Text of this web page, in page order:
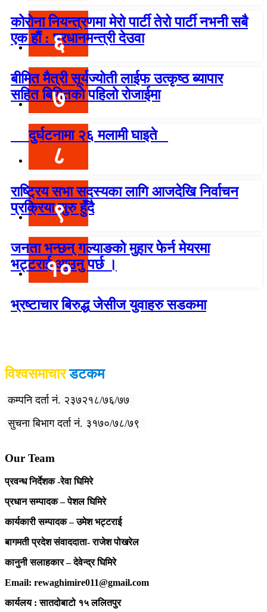
कोरोना नियन्त्रणमा मेरो पार्टी तेरो पार्टी नभनी सबै
एक हौं : प्रधानमन्त्री देउवा
६
बीमित मैत्री सूर्यज्योती लाईफ उत्कृष्ठ ब्यापार
सहित बिमितको पहिलो रोजाईमा
७
दुर्घटनामा २६ मलामी घाइते
८
राष्ट्रिय सभा सदस्यका लागि आजदेखि निर्वाचन
प्रक्रिया सुरु हुँदै
९
जनता भन्छन् गल्याङको मुहार फेर्न मेयरमा
भट्टराई आउनु पर्छ ।
१०
भ्रष्टाचार बिरुद्ध जेसीज युवाहरु सडकमा
विश्वसमाचारडटकम
कम्पनि दर्ता नं. २३७२१८/७६/७७
सुचना बिभाग दर्ता नं. ३१७०/७८/७९
Our Team
प्रवन्ध निर्देशक -रेवा घिमिरे
प्रधान सम्पादक – पेशल घिमिरे
कार्यकारी सम्पादक – उमेश भट्टराई
बागमती प्रदेश संवाददाता- राजेश पोखरेल
कानुनी सलाहकार – देवेन्द्र घिमिरे
Email: rewaghimire011@gmail.com
कार्यलय : सातदोबाटो १५ ललितपुर